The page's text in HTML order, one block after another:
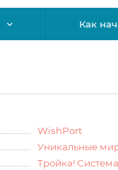
Как
WishPort
Уникальные
Тройка!